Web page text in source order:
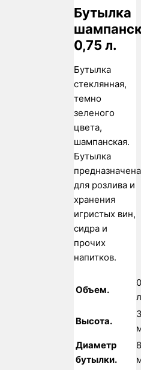
Бутылка
0,75 л.
Бутылка
стеклянная,
темно
зеленого
цвета,
шампанская.
Бутылка
предназначена
для розлива и
хранения
игристых вин,
сидра и
прочих
напитков.
Объем.
Высота.
Диаметр
бутылки.